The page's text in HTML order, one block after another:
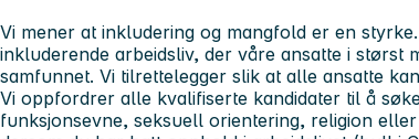
Vi mener at inkludering og mangfold er en
inkluderende arbeidsliv, der våre ansatte i størst
samfunnet. Vi tilrettelegger slik at alle ansatte
Vi oppfordrer alle kvalifiserte kandidater til å
funksjonsevne, seksuell orientering, religion